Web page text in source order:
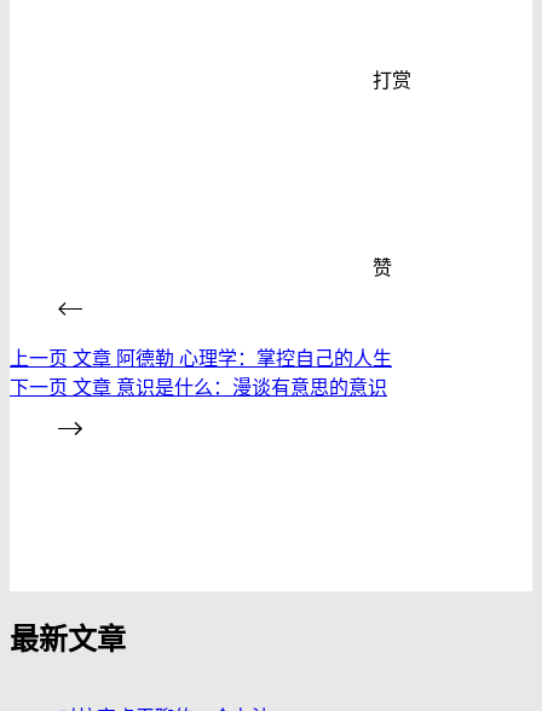
打赏
赞
上一页 文章 阿德勒 心理学：掌控自己的人生
下一页 文章 意识是什么：漫谈有意思的意识
最新文章